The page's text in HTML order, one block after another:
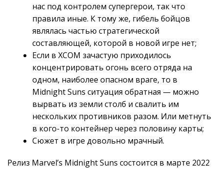
нас под контролем супергерои, так что
правила иные. К тому же, гибель бойцов
являлась частью стратегической
составляющей, которой в новой игре нет;
Если в XCOM зачастую приходилось
концентрировать огонь всего отряда на
одном, наиболее опасном враге, то в
Midnight Suns ситуация обратная — можно
вырвать из земли столб и свалить им
нескольких противников разом. Или метнуть
в кого-то контейнер через половину карты;
Сюжет в игре довольно мрачный.
Релиз Marvel’s Midnight Suns состоится в марте 2022